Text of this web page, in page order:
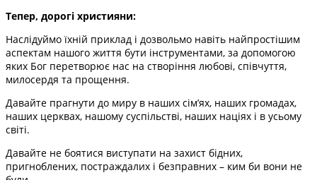
Тепер, дорогі християни:
Наслідуймо їхній приклад і дозвольмо навіть найпростішим
аспектам нашого життя бути інструментами, за допомогою
яких Бог перетворює нас на створіння любові, співчуття,
милосердя та прощення.
Давайте прагнути до миру в наших сім’ях, наших громадах,
наших церквах, нашому суспільстві, наших націях і в усьому
світі.
Давайте не боятися виступати на захист бідних,
пригноблених, постраждалих і безправних – ким би вони не